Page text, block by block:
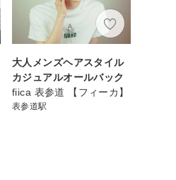
大人メンズヘアスタイル
カジュアルオールバック
fiica 表参道 【フィーカ】
表参道駅